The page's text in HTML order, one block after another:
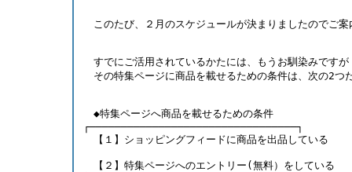
このたび、２月のスケジュールが決まりましたのでご
すでにご活用されているかたには、もうお馴染みです
その特集ページに商品を載せるための条件は、次の2
◆特集ページへ商品を載せるための条件
┌─────────────────────────────────┐
【１】ショッピングフィードに商品を出品している
【２】特集ページへのエントリー(無料）をしている